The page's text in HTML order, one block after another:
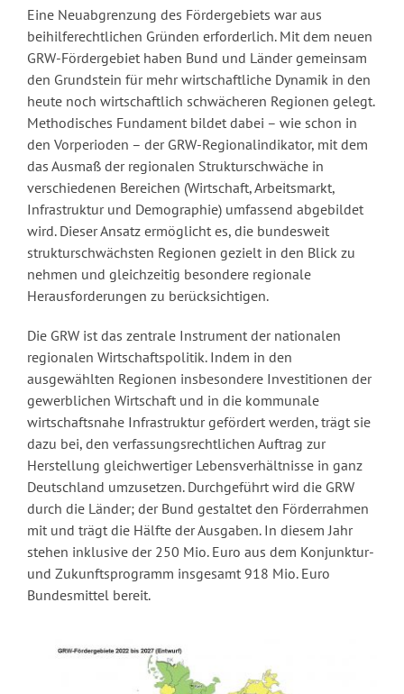
Eine Neuabgrenzung des Fördergebiets war aus
beihilferechtlichen Gründen erforderlich. Mit dem neuen
GRW-Fördergebiet haben Bund und Länder gemeinsam
den Grundstein für mehr wirtschaftliche Dynamik in den
heute noch wirtschaftlich schwächeren Regionen gelegt.
Methodisches Fundament bildet dabei – wie schon in
den Vorperioden – der GRW-Regionalindikator, mit dem
das Ausmaß der regionalen Strukturschwäche in
verschiedenen Bereichen (Wirtschaft, Arbeitsmarkt,
Infrastruktur und Demographie) umfassend abgebildet
wird. Dieser Ansatz ermöglicht es, die bundesweit
strukturschwächsten Regionen gezielt in den Blick zu
nehmen und gleichzeitig besondere regionale
Herausforderungen zu berücksichtigen.
Die GRW ist das zentrale Instrument der nationalen
regionalen Wirtschaftspolitik. Indem in den
ausgewählten Regionen insbesondere Investitionen der
gewerblichen Wirtschaft und in die kommunale
wirtschaftsnahe Infrastruktur gefördert werden, trägt sie
dazu bei, den verfassungsrechtlichen Auftrag zur
Herstellung gleichwertiger Lebensverhältnisse in ganz
Deutschland umzusetzen. Durchgeführt wird die GRW
durch die Länder; der Bund gestaltet den Förderrahmen
mit und trägt die Hälfte der Ausgaben. In diesem Jahr
stehen inklusive der 250 Mio. Euro aus dem Konjunktur-
und Zukunftsprogramm insgesamt 918 Mio. Euro
Bundesmittel bereit.